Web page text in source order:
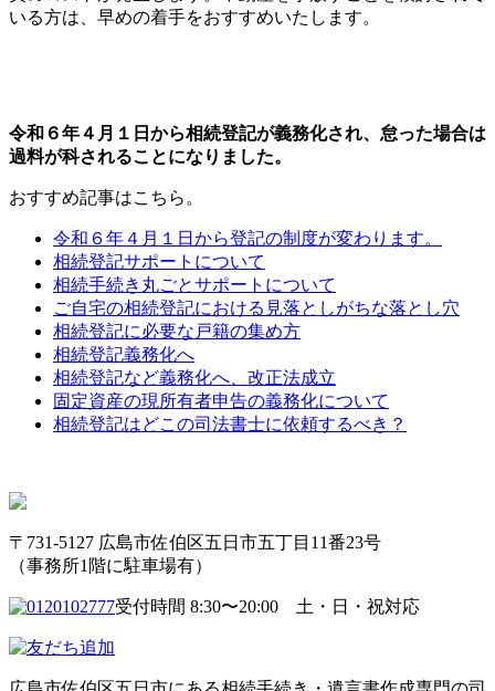
いる方は、早めの着手をおすすめいたします。
令和６年４月１日から相続登記が義務化され、怠った場合は
過料が科されることになりました。
おすすめ記事はこちら。
令和６年４月１日から登記の制度が変わります。
相続登記サポートについて
相続手続き丸ごとサポートについて
ご自宅の相続登記における見落としがちな落とし穴
相続登記に必要な戸籍の集め方
相続登記義務化へ
相続登記など義務化へ、改正法成立
固定資産の現所有者申告の義務化について
相続登記はどこの司法書士に依頼するべき？
〒731-5127 広島市佐伯区五日市五丁目11番23号
（事務所1階に駐車場有）
受付時間 8:30〜20:00 土・日・祝対応